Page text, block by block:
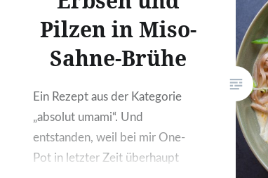
Pilzen in Miso-
Sahne-Brühe
Ein Rezept aus der Kategorie
„absolut umami“. Und
entstanden, weil bei mir One-
Pot in letzter Zeit überhaupt